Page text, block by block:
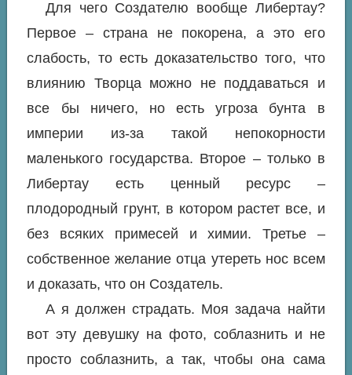
Для чего Создателю вообще Либертау?
Первое – страна не покорена, а это его
слабость, то есть доказательство того, что
влиянию Творца можно не поддаваться и
все бы ничего, но есть угроза бунта в
империи из-за такой непокорности
маленького государства. Второе – только в
Либертау есть ценный ресурс –
плодородный грунт, в котором растет все, и
без всяких примесей и химии. Третье –
собственное желание отца утереть нос всем
и доказать, что он Создатель.
А я должен страдать. Моя задача найти
вот эту девушку на фото, соблазнить и не
просто соблазнить, а так, чтобы она сама